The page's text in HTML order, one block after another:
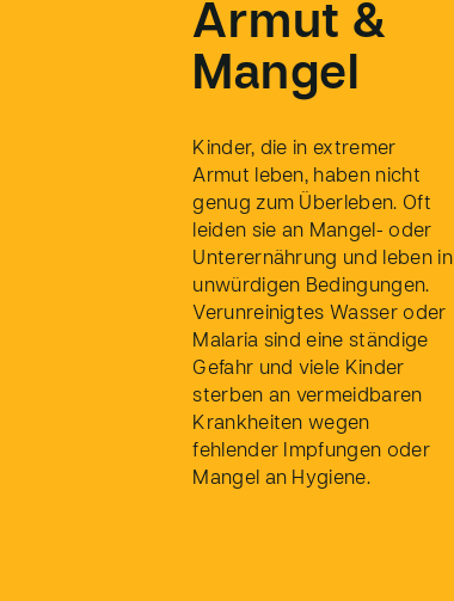
Armut &
Mangel
Kinder, die in extremer
Armut leben, haben nicht
genug zum Überleben. Oft
leiden sie an Mangel- oder
Unterernährung und leben in
unwürdigen Bedingungen.
Verunreinigtes Wasser oder
Malaria sind eine ständige
Gefahr und viele Kinder
sterben an vermeidbaren
Krankheiten wegen
fehlender Impfungen oder
Mangel an Hygiene.